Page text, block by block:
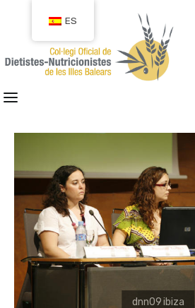
COLEGIADOS
EMPLEO
CIUDADANÍA
RECURSOS
TRANSPARENCIA
ES